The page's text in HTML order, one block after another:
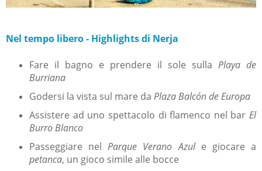
Nel tempo libero - Highlights di Nerja
Fare il bagno e prendere il sole sulla Playa de
Burriana
Godersi la vista sul mare da Plaza Balcón de Europa
Assistere ad uno spettacolo di flamenco nel bar El
Burro Blanco
Passeggiare nelParque Verano Azule giocare a
petanca, un gioco simile alle bocce